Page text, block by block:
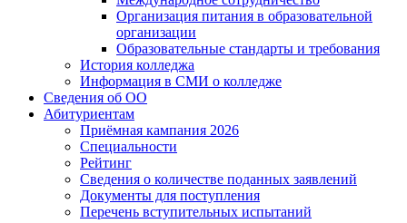
Организация питания в образовательной
организации
Образовательные стандарты и требования
История колледжа
Информация в СМИ о колледже
Сведения об ОО
Абитуриентам
Приёмная кампания 2026
Специальности
Рейтинг
Сведения о количестве поданных заявлений
Документы для поступления
Перечень вступительных испытаний